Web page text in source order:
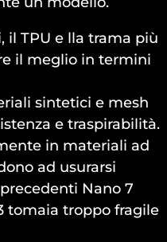
il TPU e lla trama più
il meglio in termini
sintetici e mesh
e traspirabilità.
in materiali ad
ad usurarsi
Nano 7
tomaia troppo fragile